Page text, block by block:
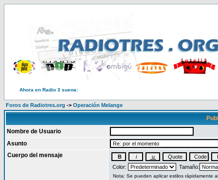
Ahora en Radio 3 suena:
Foros de Radiotres.org -> Operación Melange
Nombre de Usuario
Asunto
Cuerpo del mensaje
Color: Tamaño: